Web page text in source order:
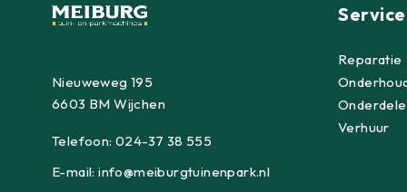
Nieuweweg 195
6603 BM Wijchen
Telefoon:024-37 38 555
E-mail:info@meiburgtuinenpark.nl
Service
Reparatie
Verhuur